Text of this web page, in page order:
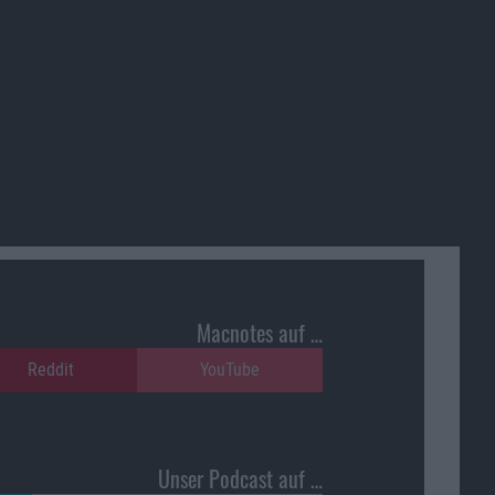
Macnotes auf …
Reddit YouTube
Unser Podcast auf …